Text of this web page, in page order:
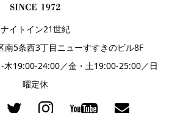
ナイトイン21世紀
南5条西3丁目ニューすすきのビル8F
19:00-24:00／金・土19:00-25:00／日
曜定休